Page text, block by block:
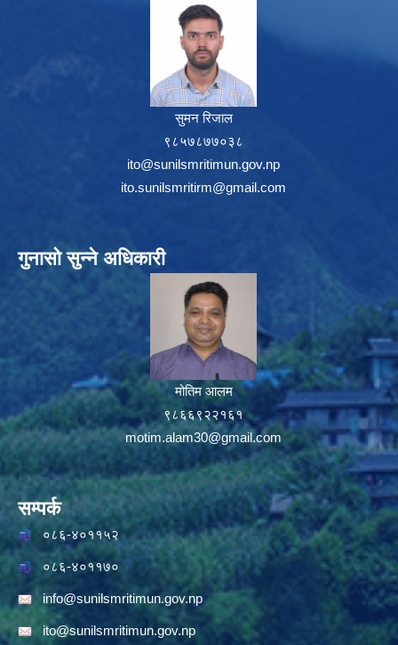
सुमन रिजाल
९८५७८७७०३८
ito@sunilsmritimun.gov.np
ito.sunilsmritirm@gmail.com
गुनासो सुन्ने अधिकारी
मोतिम आलम
९८६६९२२१६१
motim.alam30@gmail.com
सम्पर्क
०८६-४०११५२
०८६-४०११७०
info@sunilsmritimun.gov.np
ito@sunilsmritimun.gov.np